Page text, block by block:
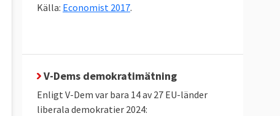
Källa: Economist 2017.
V-Dems demokratimätning
Enligt V-Dem var bara 14 av 27 EU-länder
liberala demokratier 2024: